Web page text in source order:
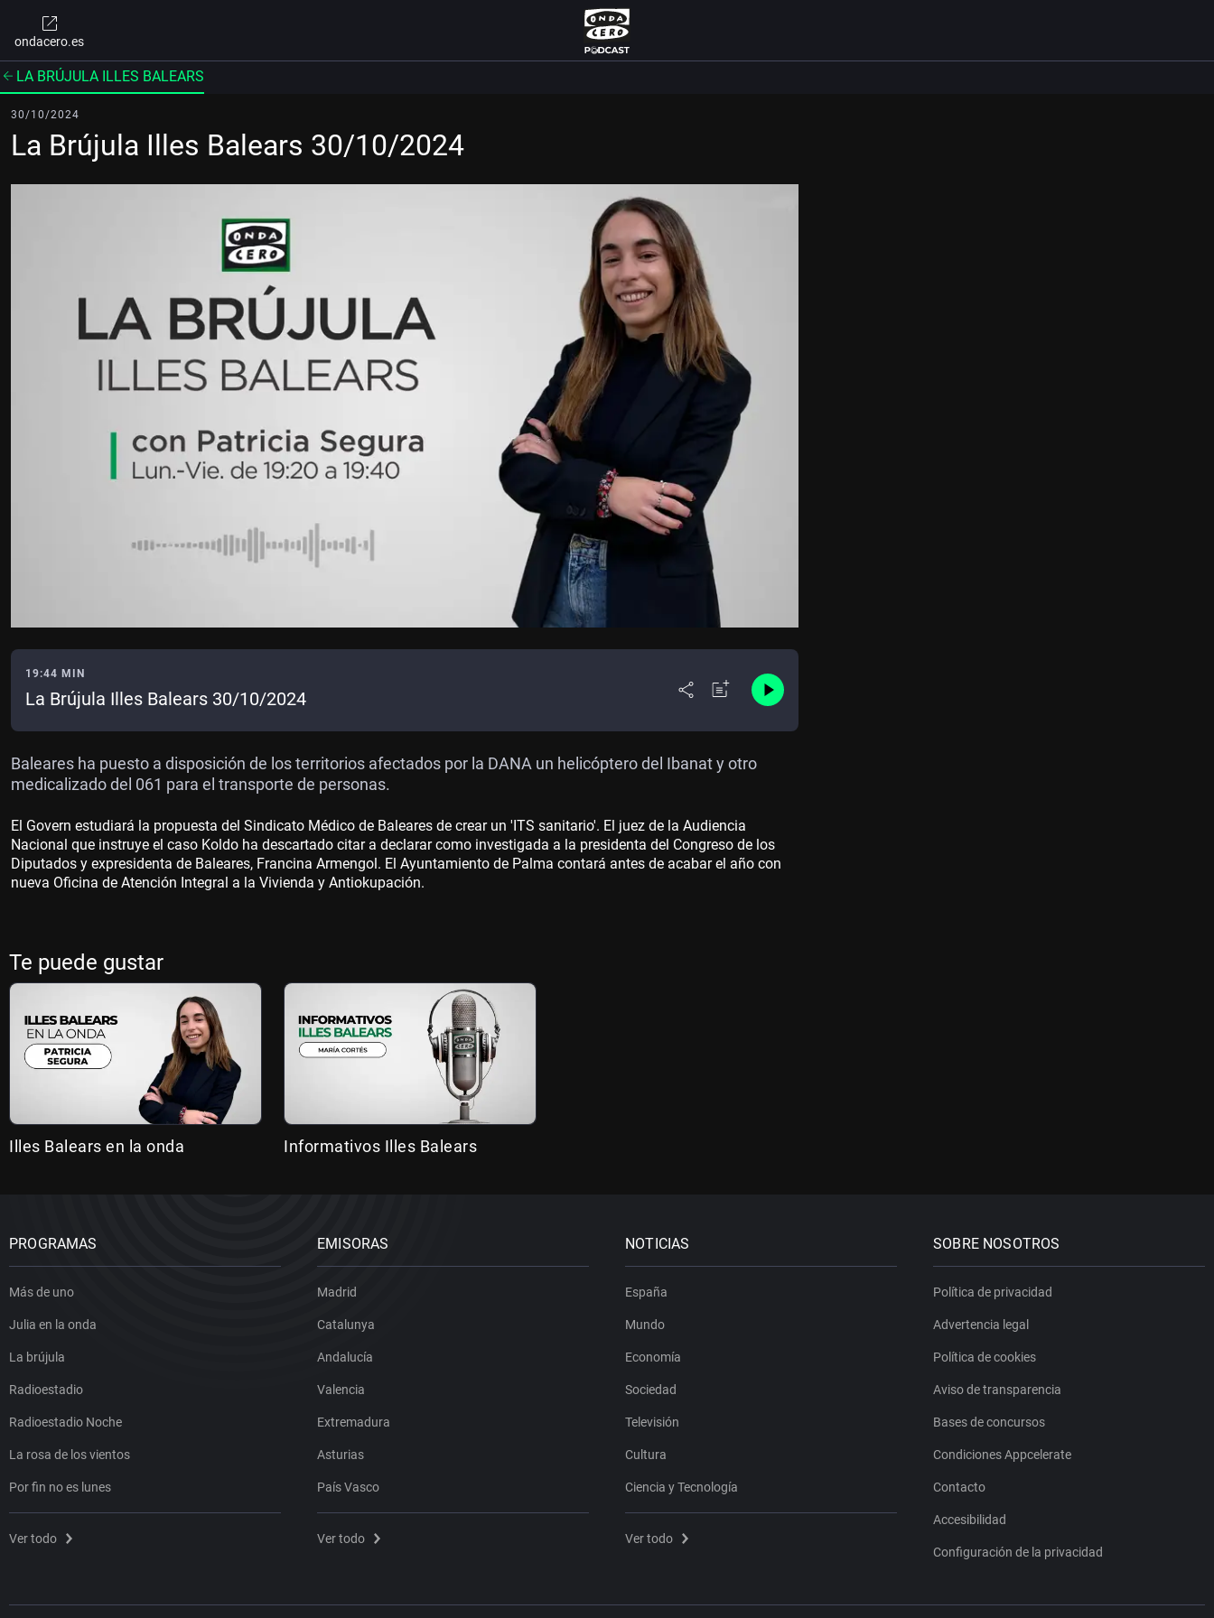
ondacero.es
LA BRÚJULA ILLES BALEARS
30/10/2024
La Brújula Illes Balears 30/10/2024
19:44 MIN
La Brújula Illes Balears 30/10/2024
Baleares ha puesto a disposición de los territorios afectados por la DANA un helicóptero del Ibanat y otro
medicalizado del 061 para el transporte de personas.
El Govern estudiará la propuesta del Sindicato Médico de Baleares de crear un 'ITS sanitario'. El juez de la Audiencia
Nacional que instruye el caso Koldo ha descartado citar a declarar como investigada a la presidenta del Congreso de los
Diputados y expresidenta de Baleares, Francina Armengol. El Ayuntamiento de Palma contará antes de acabar el año con
nueva Oficina de Atención Integral a la Vivienda y Antiokupación.
Te puede gustar
Illes Balears en la onda Informativos Illes Balears
PROGRAMAS
Más de uno
Julia en la onda
La brújula
Radioestadio
Radioestadio Noche
La rosa de los vientos
Por fin no es lunes
Ver todo
EMISORAS
Madrid
Catalunya
Andalucía
Valencia
Extremadura
Asturias
País Vasco
Ver todo
NOTICIAS
España
Mundo
Economía
Sociedad
Televisión
Cultura
Ciencia y Tecnología
Ver todo
SOBRE NOSOTROS
Política de privacidad
Advertencia legal
Política de cookies
Aviso de transparencia
Bases de concursos
Condiciones Appcelerate
Contacto
Accesibilidad
Configuración de la privacidad